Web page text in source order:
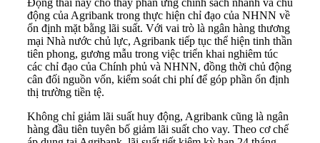
Động thái này cho thấy phản ứng chính sách nhanh và chủ
động của Agribank trong thực hiện chỉ đạo của NHNN về
ổn định mặt bằng lãi suất. Với vai trò là ngân hàng thương
mại Nhà nước chủ lực, Agribank tiếp tục thể hiện tinh thần
tiên phong, gương mẫu trong việc triển khai nghiêm túc
các chỉ đạo của Chính phủ và NHNN, đồng thời chủ động
cân đối nguồn vốn, kiểm soát chi phí để góp phần ổn định
thị trường tiền tệ.
Không chỉ giảm lãi suất huy động, Agribank cũng là ngân
hàng đầu tiên tuyên bố giảm lãi suất cho vay. Theo cơ chế